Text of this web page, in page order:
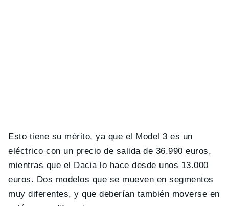
Esto tiene su mérito, ya que el Model 3 es un
eléctrico con un precio de salida de 36.990 euros,
mientras que el Dacia lo hace desde unos 13.000
euros. Dos modelos que se mueven en segmentos
muy diferentes, y que deberían también moverse en